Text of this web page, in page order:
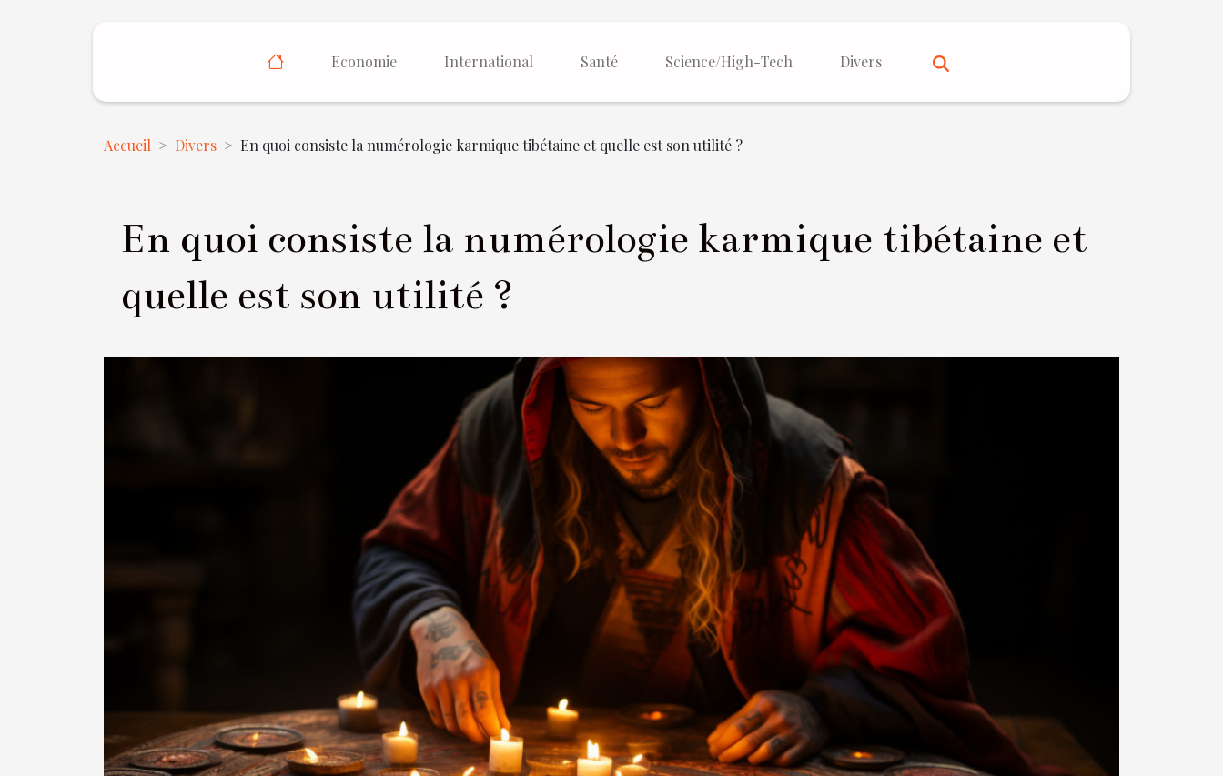
Economie International Santé Science/High-Tech Divers
Accueil Divers En quoi consiste la numérologie karmique tibétaine et quelle est son utilité ?
En quoi consiste la numérologie karmique tibétaine et
quelle est son utilité ?